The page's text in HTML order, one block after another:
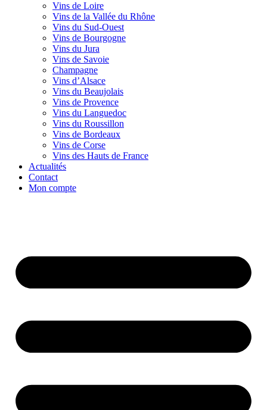
Vins de Loire
Vins de la Vallée du Rhône
Vins du Sud-Ouest
Vins de Bourgogne
Vins du Jura
Vins de Savoie
Champagne
Vins d’Alsace
Vins du Beaujolais
Vins de Provence
Vins du Languedoc
Vins du Roussillon
Vins de Bordeaux
Vins de Corse
Vins des Hauts de France
Actualités
Contact
Mon compte